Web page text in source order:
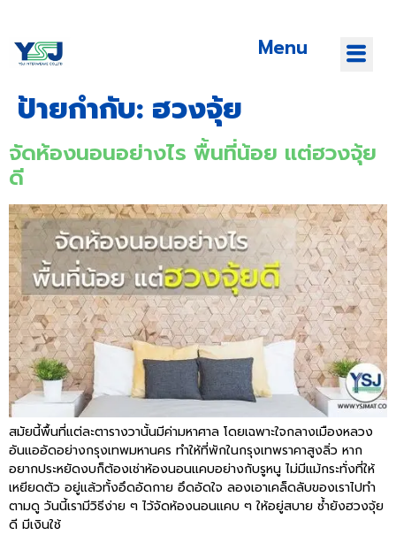
Menu
ป้ายกำกับ: ฮวงจุ้ย
จัดห้องนอนอย่างไร พื้นที่น้อย แต่ฮวงจุ้ย
ดี
สมัยนี้พื้นที่แต่ละตารางวานั้นมีค่ามหาศาล โดยเฉพาะใจกลางเมืองหลวง
อันแออัดอย่างกรุงเทพมหานคร ทำให้ที่พักในกรุงเทพราคาสูงลิ่ว หาก
อยากประหยัดงบก็ต้องเช่าห้องนอนแคบอย่างกับรูหนู ไม่มีแม้กระทั่งที่ให้
เหยียดตัว อยู่แล้วทั้งอึดอัดกาย อึดอัดใจ ลองเอาเคล็ดลับของเราไปทำ
ตามดู วันนี้เรามีวิธีง่าย ๆ ไว้จัดห้องนอนแคบ ๆ ให้อยู่สบาย ซ้ำยังฮวงจุ้ย
ดี มีเงินใช้